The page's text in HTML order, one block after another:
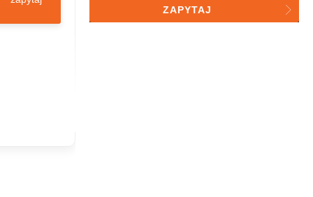
sp. z o.o. do celów statystycznych
ZAPYTAJ